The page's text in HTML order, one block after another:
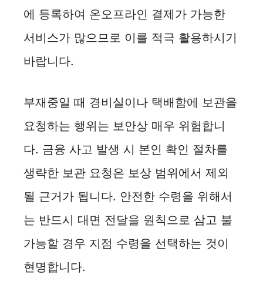
에 등록하여 온오프라인 결제가 가능한
서비스가 많으므로 이를 적극 활용하시기
바랍니다.
부재중일 때 경비실이나 택배함에 보관을
요청하는 행위는 보안상 매우 위험합니
다. 금융 사고 발생 시 본인 확인 절차를
생략한 보관 요청은 보상 범위에서 제외
될 근거가 됩니다. 안전한 수령을 위해서
는 반드시 대면 전달을 원칙으로 삼고 불
가능할 경우 지점 수령을 선택하는 것이
현명합니다.